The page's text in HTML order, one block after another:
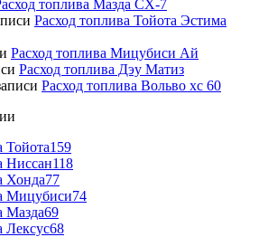
топлива Мазда СХ-7
Расход топлива Тойота Эстима
Расход топлива Мицубиси Ай
Расход топлива Дэу Матиз
Расход топлива Вольво хс 60
Тойота159
Ниссан118
Хонда77
Мицубиси74
Мазда69
Лексус68